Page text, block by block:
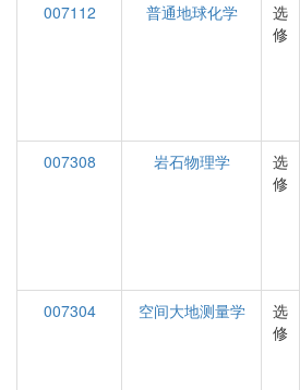
007112
普通地球化学
选
修
007308
岩石物理学
选
修
007304
空间大地测量学
选
修